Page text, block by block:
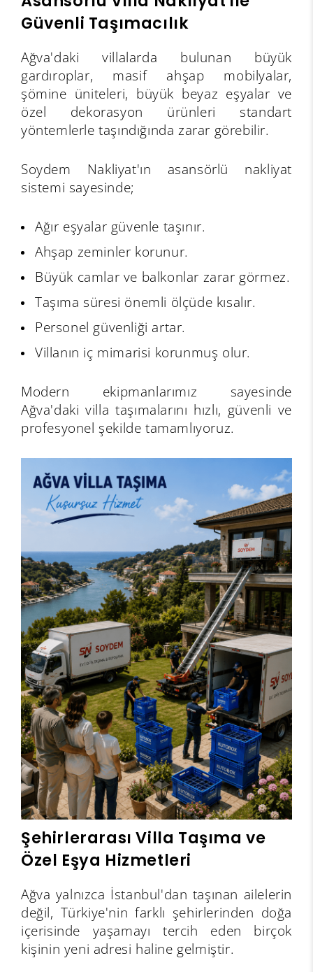
Güvenli Taşımacılık
Ağva'daki villalarda bulunan büyük
gardıroplar, masif ahşap mobilyalar,
şömine üniteleri, büyük beyaz eşyalar ve
özel dekorasyon ürünleri standart
yöntemlerle taşındığında zarar görebilir.
Soydem Nakliyat'ın asansörlü nakliyat
sistemi sayesinde;
Ağır eşyalar güvenle taşınır.
Ahşap zeminler korunur.
Büyük camlar ve balkonlar zarar görmez.
Taşıma süresi önemli ölçüde kısalır.
Personel güvenliği artar.
Villanın iç mimarisi korunmuş olur.
Modern ekipmanlarımız sayesinde
Ağva'daki villa taşımalarını hızlı, güvenli ve
profesyonel şekilde tamamlıyoruz.
Şehirlerarası Villa Taşıma ve
Özel Eşya Hizmetleri
Ağva yalnızca İstanbul'dan taşınan ailelerin
değil, Türkiye'nin farklı şehirlerinden doğa
içerisinde yaşamayı tercih eden birçok
kişinin yeni adresi haline gelmiştir.